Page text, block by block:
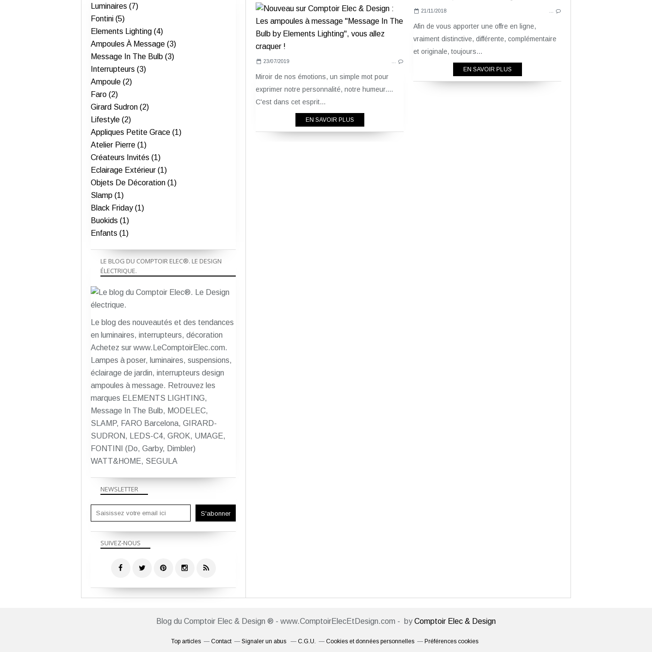
AMPOULES À MESSAGE
ELEMENTS LIGHTING
MESSAGE IN THE BULB
23/07/2019
Miroir de nos émotions, un simple mot pour
exprimer notre personnalité, notre humeur....
C'est dans cet esprit...
EN SAVOIR PLUS
21/11/2018
Afin de vous apporter une offre en ligne,
vraiment distinctive, différente, complémentaire
et originale, toujours...
EN SAVOIR PLUS
NEWSLETTER
SUIVEZ-NOUS
LE BLOG DU COMPTOIR ELEC®. LE DESIGN
ÉLECTRIQUE.
Le blog des nouveautés et des tendances
en luminaires, interrupteurs, décoration
Achetez sur www.LeComptoirElec.com.
Lampes à poser, luminaires, suspensions,
éclairage de jardin, interrupteurs design
ampoules à message. Retrouvez les
marques ELEMENTS LIGHTING,
Message In The Bulb, MODELEC,
SLAMP, FARO Barcelona, GIRARD-
SUDRON, LEDS-C4, GROK, UMAGE,
FONTINI (Do, Garby, Dimbler)
WATT&HOME, SEGULA
Luminaires (7)
Fontini (5)
Elements Lighting (4)
Ampoules À Message (3)
Message In The Bulb (3)
Interrupteurs (3)
Ampoule (2)
Faro (2)
Girard Sudron (2)
Lifestyle (2)
Appliques Petite Grace (1)
Atelier Pierre (1)
Créateurs Invités (1)
Eclairage Extérieur (1)
Objets De Décoration (1)
Slamp (1)
Black Friday (1)
Buokids (1)
Enfants (1)
Blog du Comptoir Elec & Design ® - www.ComptoirElecEtDesign.com - byComptoir Elec & Design
Top articles Contact Signaler un abus C.G.U. Cookies et données personnelles Préférences cookies